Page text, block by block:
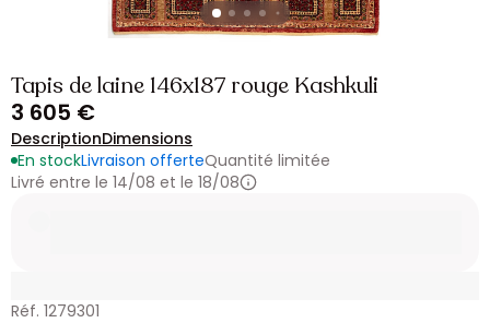
Tapis de laine 146x187 rouge Kashkuli
3 605 €
DescriptionDimensions
En stockLivraison offerteQuantité limitée
Livré entre le 14/08 et le 18/08
Réf. 1279301